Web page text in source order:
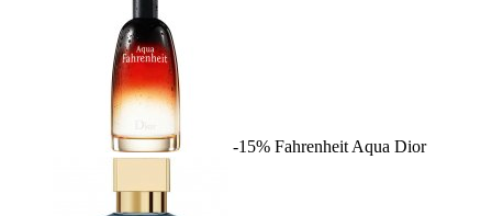
-15% Fahrenheit Aqua Dior